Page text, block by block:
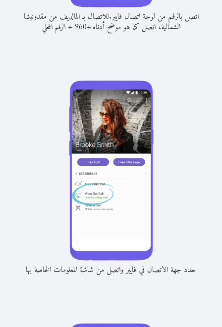
اتصل بالرقم من لوحة اتصال فايبر.للاتصال بـ المالديف من مقدونيشا
الشمالية، اتصل كما هو موضح أدناه:+
960
+الرقم المحلي
حدد جهة الاتصال في فايبر واتصل من شاشة المعلومات الخاصة بها